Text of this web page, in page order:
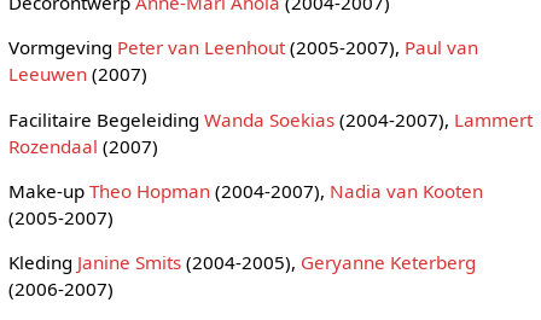
Vormgeving Peter van Leenhout(2005-2007), Paul van
Leeuwen(2007)
Facilitaire Begeleiding Wanda Soekias(2004-2007), Lammert
Rozendaal (2007)
Make-up Theo Hopman(2004-2007), Nadia van Kooten
(2005-2007)
Kleding Janine Smits(2004-2005), Geryanne Keterberg
(2006-2007)